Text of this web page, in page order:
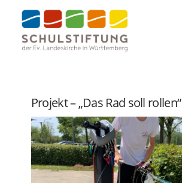
Projekt – „Das Rad soll rollen“